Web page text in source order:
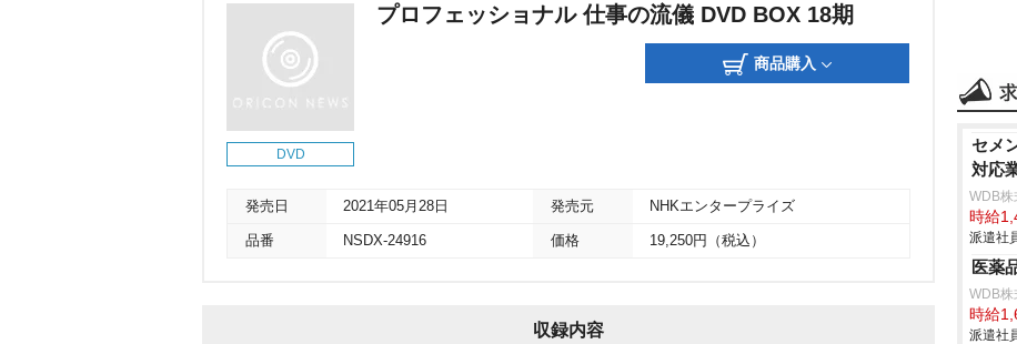
DVD
プロフェッショナル 仕事の流儀 DVD BOX 18期
商品購入
発売日 2021年05月28日 発売元 NHKエンタープライズ
品番 NSDX-24916 価格 19,250円（税込）
収録内容
セメ
対応
WDB株
時給
派遣社
医薬
WDB株
時給
派遣社